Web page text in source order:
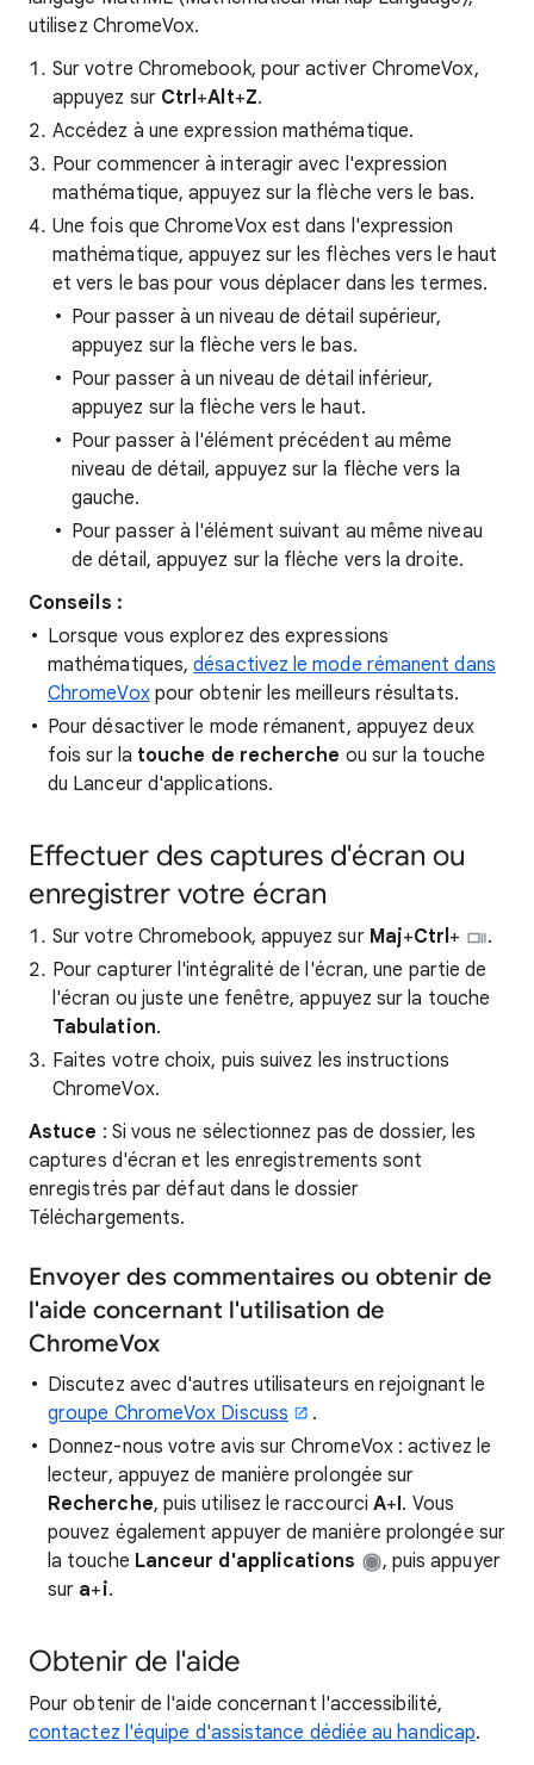
utilisez ChromeVox.
Sur votre Chromebook, pour activer ChromeVox,
appuyez sur Ctrl+Alt+Z.
Accédez à une expression mathématique.
Pour commencer à interagir avec l'expression
mathématique, appuyez sur la flèche vers le bas.
Une fois que ChromeVox est dans l'expression
mathématique, appuyez sur les flèches vers le haut
et vers le bas pour vous déplacer dans les termes.
Pour passer à un niveau de détail supérieur,
appuyez sur la flèche vers le bas.
Pour passer à un niveau de détail inférieur,
appuyez sur la flèche vers le haut.
Pour passer à l'élément précédent au même
niveau de détail, appuyez sur la flèche vers la
gauche.
Pour passer à l'élément suivant au même niveau
de détail, appuyez sur la flèche vers la droite.
Conseils :
Lorsque vous explorez des expressions
mathématiques,désactivez le mode rémanent dans
ChromeVoxpour obtenir les meilleurs résultats.
Pour désactiver le mode rémanent, appuyez deux
fois sur la touche de recherche ou sur la touche
du Lanceur d'applications.
Effectuer des captures d'écran ou
enregistrer votre écran
Sur votre Chromebook, appuyez sur Maj+Ctrl+
.
Pour capturer l'intégralité de l'écran, une partie de
l'écran ou juste une fenêtre, appuyez sur la touche
Tabulation.
Faites votre choix, puis suivez les instructions
ChromeVox.
Astuce : Si vous ne sélectionnez pas de dossier, les
captures d'écran et les enregistrements sont
enregistrés par défaut dans le dossier
Téléchargements.
Envoyer des commentaires ou obtenir de
l'aide concernant l'utilisation de
ChromeVox
Discutez avec d'autres utilisateurs en rejoignant le
groupe ChromeVox Discuss
.
Donnez-nous votre avis sur ChromeVox : activez le
lecteur, appuyez de manière prolongée sur
Recherche, puis utilisez le raccourciA+I. Vous
pouvez également appuyer de manière prolongée sur
la touche Lanceur d'applications
, puis appuyer
sur a+i.
Obtenir de l'aide
Pour obtenir de l'aide concernant l'accessibilité,
contactez l'équipe d'assistance dédiée au handicap.